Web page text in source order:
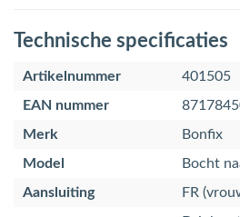
Technische specificaties
Artikelnummer
401505
EAN nummer
Merk
Bonfix
Model
Bocht
Aansluiting
FR